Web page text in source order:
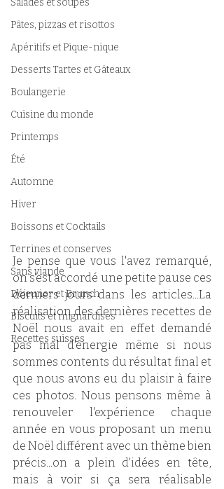
Salades et soupes
Pâtes, pizzas et risottos
Apéritifs et Pique-nique
Desserts Tartes et Gâteaux
Boulangerie
Cuisine du monde
Printemps
Été
Automne
Hiver
Boissons et Cocktails
Terrines et conserves
Sans viande
Déjeuner et Brunch
Biscuits et mignardises
Recettes suisses
Je pense que vous l'avez remarqué,
on s'est accordé une petite pause ces
derniers jours dans les articles...La
réalisation des dernières recettes de
Noël nous avait en effet demandé
pas mal d'énergie même si nous
sommes contents du résultat final et
que nous avons eu du plaisir à faire
ces photos. Nous pensons même à
renouveler l'expérience chaque
année en vous proposant un menu
de Noël différent avec un thème bien
précis...on a plein d'idées en tête,
mais à voir si ça sera réalisable